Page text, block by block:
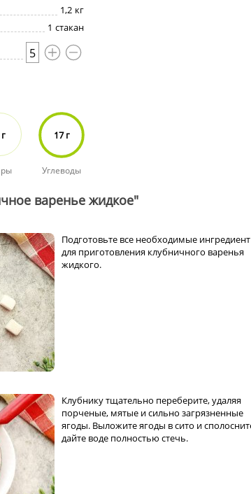
1,2 кг
1 стакан
5
17 г
Углеводы
варенье жидкое"
Подготовьте все необходимые
для приготовления клубничного варенья
жидкого.
Клубнику тщательно переберите, удаляя
порченые, мятые и сильно загрязненные
ягоды. Выложите ягоды в сито и
дайте воде полностью стечь.